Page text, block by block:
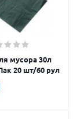
мусора 30л
20 шт/60 рул